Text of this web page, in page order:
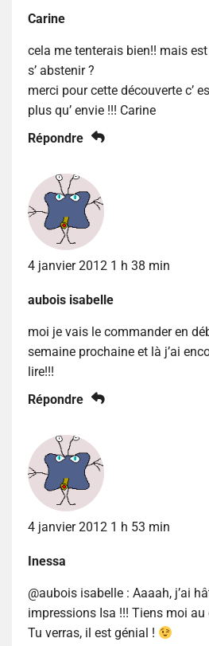
Carine
cela me tenterais bien!! mais
s’ abstenir ?
merci pour cette découverte c’
plus qu’ envie !!! Carine
Répondre
4 janvier 2012 1 h 38 min
aubois isabelle
moi je vais le commander en
semaine prochaine et là j’ai
lire!!!
Répondre
4 janvier 2012 1 h 53 min
Inessa
@aubois isabelle : Aaaah, j’ai
impressions Isa !!! Tiens moi au
Tu verras, il est génial !